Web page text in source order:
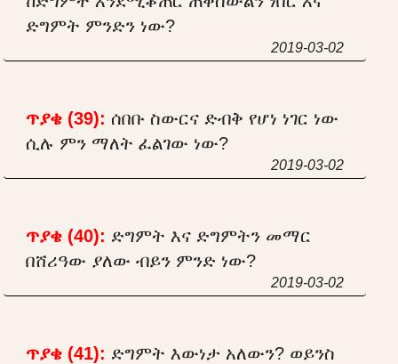
ድግምት ምንድን ነው?
2019-03-02
ጥያቄ (39): ሰበቡ ስውርና ድብቅ የሆነ ነገር ነው
ሲሉ ምን ማለት ፈልገው ነው?
2019-03-02
ጥያቄ (40): ድግምት እና ድግምትን መማር
በሸሪዓው ያለው ብይን ምንድ ነው?
2019-03-02
ጥያቄ (41): ድግምት እውነታ አለውን? ወይንስ